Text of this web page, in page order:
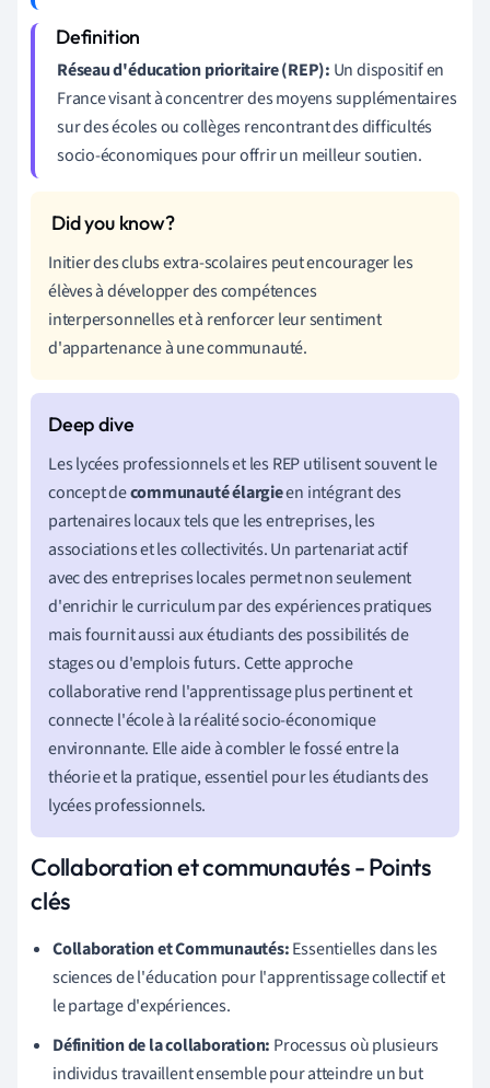
Réseau d'éducation prioritaire (REP): Un dispositif en
France visant à concentrer des moyens supplémentaires
sur des écoles ou collèges rencontrant des difficultés
socio-économiques pour offrir un meilleur soutien.
Initier des clubs extra-scolaires peut encourager les
élèves à développer des compétences
interpersonnelles et à renforcer leur sentiment
d'appartenance à une communauté.
Les lycées professionnels et les REP utilisent souvent le
concept decommunauté élargieen intégrant des
partenaires locaux tels que les entreprises, les
associations et les collectivités. Un partenariat actif
avec des entreprises locales permet non seulement
d'enrichir le curriculum par des expériences pratiques
mais fournit aussi aux étudiants des possibilités de
stages ou d'emplois futurs. Cette approche
collaborative rend l'apprentissage plus pertinent et
connecte l'école à la réalité socio-économique
environnante. Elle aide à combler le fossé entre la
théorie et la pratique, essentiel pour les étudiants des
lycées professionnels.
Collaboration et communautés - Points
clés
Collaboration et Communautés:Essentielles dans les
sciences de l'éducation pour l'apprentissage collectif et
le partage d'expériences.
Définition de la collaboration: Processus où plusieurs
individus travaillent ensemble pour atteindre un but